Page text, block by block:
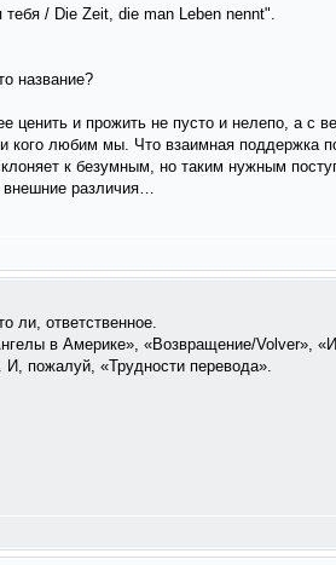
/ Die Zeit, die man Leben nennt".
название?
и прожить не пусто и нелепо, а с
кого любим мы. Что взаимная поддержка
к безумным, но таким нужным
внешние различия…
ли, ответственное.
в Америке», «Возвращение/Volver»,
пожалуй, «Трудности перевода».